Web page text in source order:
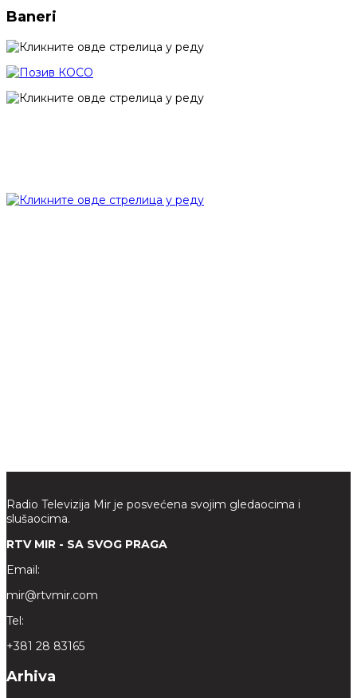
Baneri
Radio Televizija Mir je posvećena svojim gledaocima i
slušaocima.
RTV MIR - SA SVOG PRAGA
Email:
mir@rtvmir.com
Tel:
+381 28 83165
Arhiva